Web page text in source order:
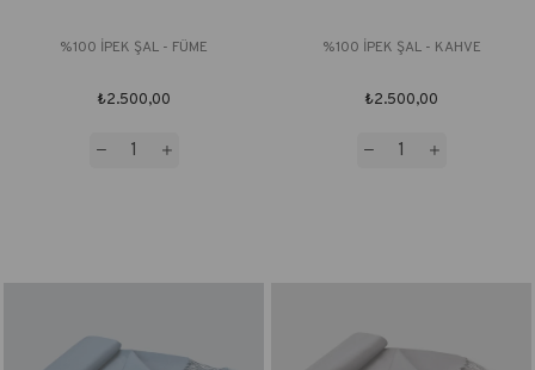
%100 İPEK ŞAL - FÜME
₺2.500,00
%100 İPEK ŞAL - KAHVE
₺2.500,00